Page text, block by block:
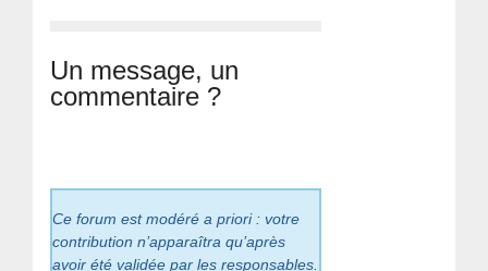
Un message, un
commentaire ?
Ce forum est modéré a priori : votre
contribution n’apparaîtra qu’après
avoir été validée par les responsables.